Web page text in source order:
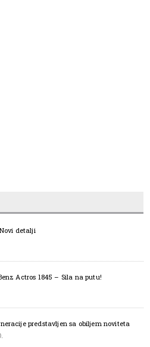
detalji
Actros 1845 – Sila na putu!
predstavljen sa obiljem noviteta